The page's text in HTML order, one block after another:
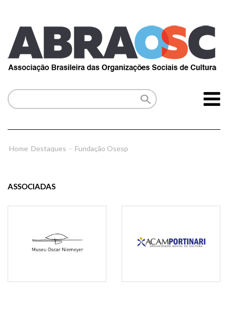
Home Destaques - Fundação Osesp
ASSOCIADAS